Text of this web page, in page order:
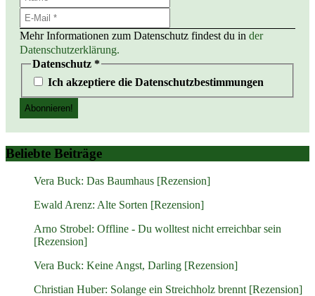
Mehr Informationen zum Datenschutz findest du in der
Datenschutzerklärung.
Datenschutz *
Ich akzeptiere die Datenschutzbestimmungen
Beliebte Beiträge
Vera Buck: Das Baumhaus [Rezension]
Ewald Arenz: Alte Sorten [Rezension]
Arno Strobel: Offline - Du wolltest nicht erreichbar sein
[Rezension]
Vera Buck: Keine Angst, Darling [Rezension]
Christian Huber: Solange ein Streichholz brennt [Rezension]